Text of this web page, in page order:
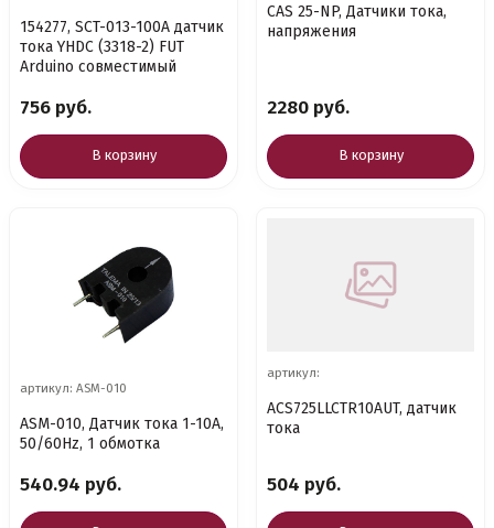
154277, SCT-013-100A датчик
тока YHDC (3318-2) FUT
Arduino совместимый
756 руб.
В корзину
CAS 25-NP, Датчики тока,
напряжения
2280 руб.
В корзину
артикул: ASM-010
ASM-010, Датчик тока 1-10A,
50/60Hz, 1 обмотка
540.94 руб.
артикул:
ACS725LLCTR10AUT, датчик
тока
504 руб.